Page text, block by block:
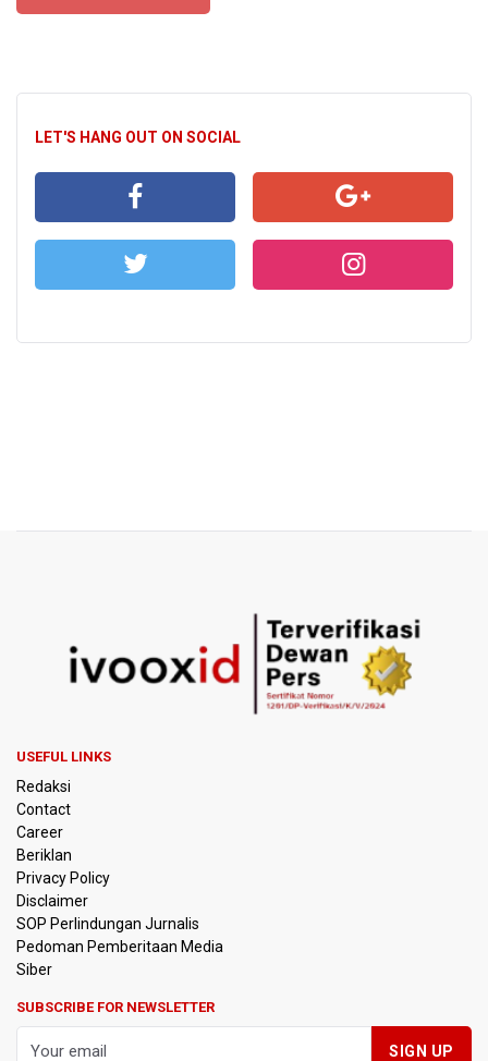
LET'S HANG OUT ON SOCIAL
USEFUL LINKS
Redaksi
Contact
Career
Beriklan
Privacy Policy
Disclaimer
SOP Perlindungan Jurnalis
Pedoman Pemberitaan Media
Siber
SUBSCRIBE FOR NEWSLETTER